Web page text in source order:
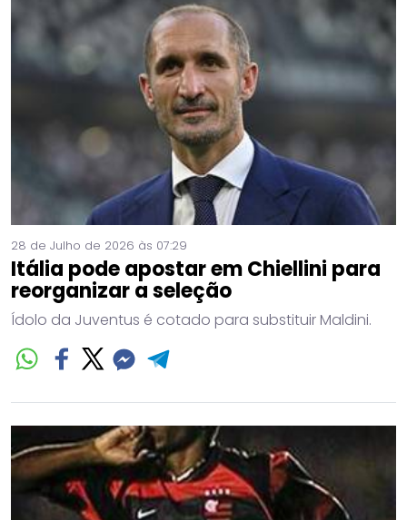
28 de Julho de 2026 às 07:29
Itália pode apostar em Chiellini para
reorganizar a seleção
Ídolo da Juventus é cotado para substituir Maldini.